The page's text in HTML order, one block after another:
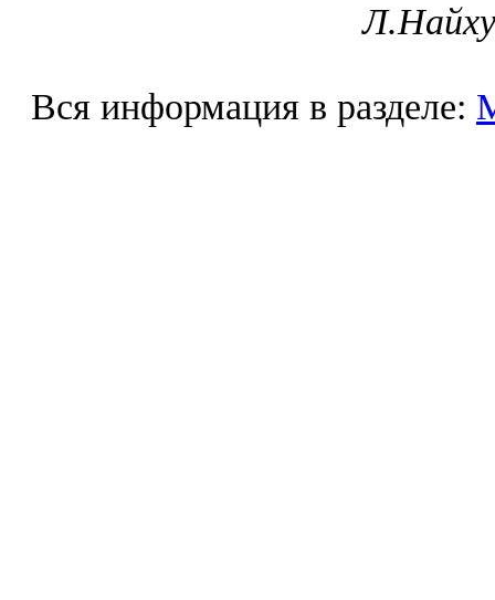
Вся информация в разделе: